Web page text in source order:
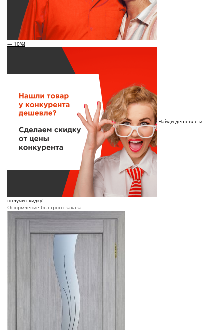
— 10%!
Найди дешевле и
получи скидку!
Оформление быстрого заказа